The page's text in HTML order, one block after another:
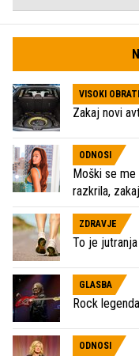
VISOKI OBRATI
Zakaj novi
ODNOSI
Moški se
razkrila,
ZDRAVJE
To je
GLASBA
Rock
ODNOSI